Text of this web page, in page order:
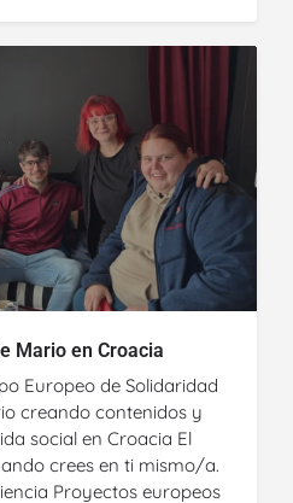
Mario en Croacia
Europeo de Solidaridad
creando contenidos y
social en Croacia El
crees en ti mismo/a.
Proyectos europeos